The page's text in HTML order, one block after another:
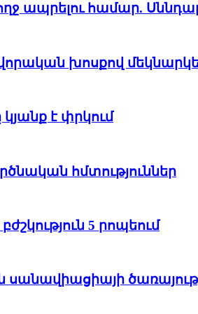
ապրելու համար.
խոսքով
է փրկում
հմտություններ
5 րոպեում